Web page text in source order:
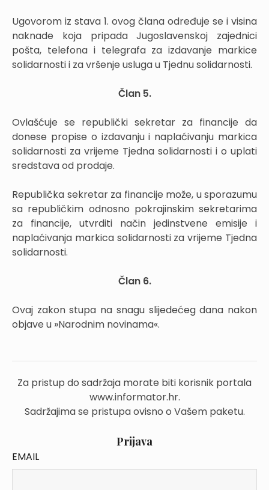
Ugovorom iz stava 1. ovog člana određuje se i visina
naknade koja pripada Jugoslavenskoj zajednici
pošta, telefona i telegrafa za izdavanje markice
solidarnosti i za vršenje usluga u Tjednu solidarnosti.
Član5.
Ovlašćuje se republički sekretar za financije da
donese propise o izdavanju i naplaćivanju markica
solidarnosti za vrijeme Tjedna solidarnosti i o uplati
sredstava od prodaje.
Republička sekretar za financije može, u sporazumu
sa republičkim odnosno pokrajinskim sekretarima
za financije, utvrditi način jedinstvene emisije i
naplaćivanja markica solidarnosti za vrijeme Tjedna
solidarnosti.
Član 6.
Ovaj zakon stupa na snagu slijedećeg dana nakon
objave u »Narodnim novinama«.
Za pristup do sadržaja morate biti korisnik portala
www.informator.hr.
Sadržajima se pristupa ovisno o Vašem paketu.
Prijava
EMAIL